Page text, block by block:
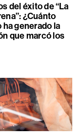
del éxito de “La
¿Cuánto
ha generado la
que marcó los